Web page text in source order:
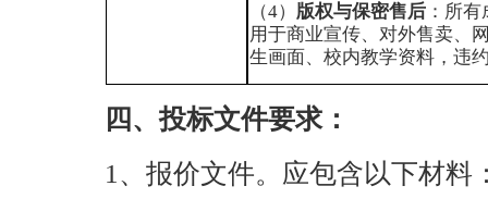
（4） 版权与保密售后：所有
用于商业宣传、对外售卖、
生画面、校内教学资料，违
四 、投标文件要求：
1、报价文件。应包含以下材料